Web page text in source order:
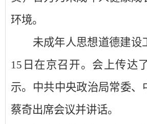
环境。
未成年人思想道德建设
15日在京召开。会上传达
示。中共中央政治局常委、
蔡奇出席会议并讲话。